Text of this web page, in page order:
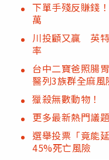
下單手殘反賺錢
萬
川投顧又贏 英
率
台中二寶爸照腸
醫列3族群全麻風
獵殺無數動物！
更多最新熱門議
選舉投票「竟能
45%死亡風險